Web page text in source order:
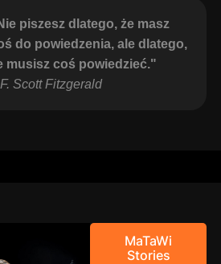
piszesz dlatego, że masz
do powiedzenia, ale dlatego,
musisz coś powiedzieć."
F. Scott Fitzgerald
MaTaWi
Stories